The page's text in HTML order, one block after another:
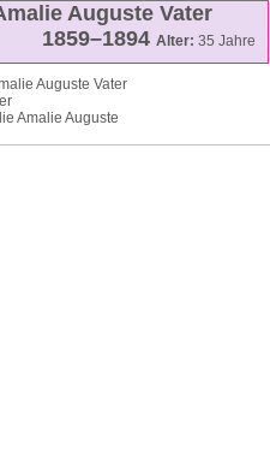
Auguste Vater
Alter: 35 Jahre
1859–1894
Auguste Vater
Amalie Auguste